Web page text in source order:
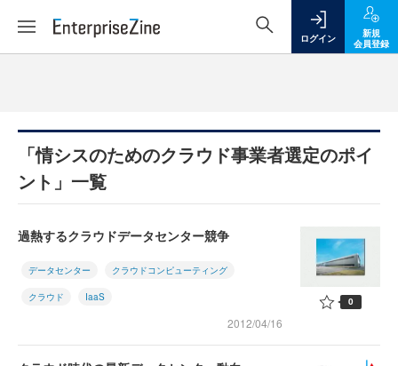
ログイン
新規
会員登録
「情シスのためのクラウド事業者選定のポイ
ント」一覧
過熱するクラウドデータセンター競争
データセンター クラウドコンピューティング
クラウド IaaS
2012/04/16
0